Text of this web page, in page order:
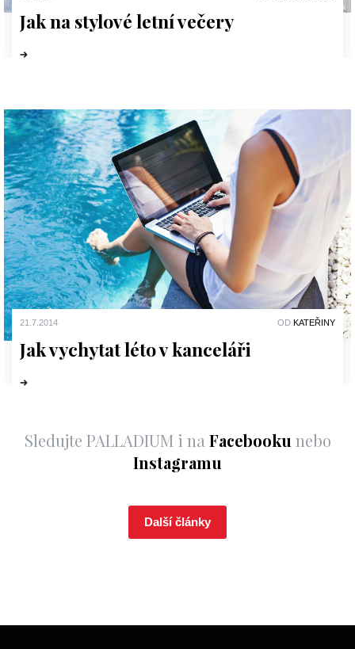
Jak na stylové letní večery
21.7.2014 OD KATEŘINY
Jak vychytat léto v kanceláři
Sledujte PALLADIUM i na Facebooku nebo
Instagramu
Další články